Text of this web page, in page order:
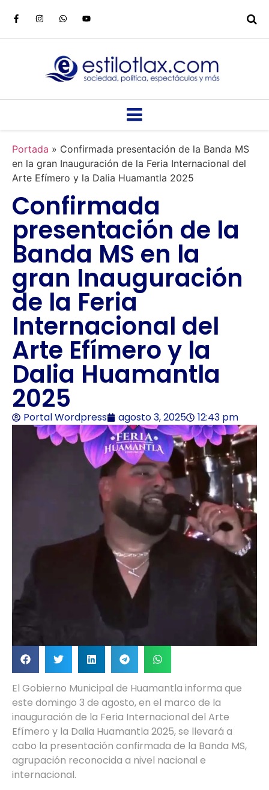
Portada » Confirmada presentación de la Banda MS
en la gran Inauguración de la Feria Internacional del
Arte Efímero y la Dalia Huamantla 2025
Confirmada
presentación de la
Banda MS en la
gran Inauguración
de la Feria
Internacional del
Arte Efímero y la
Dalia Huamantla
2025
Portal Wordpress agosto 3, 2025 12:43 pm
El Gobierno Municipal de Huamantla informa que
este domingo 3 de agosto, en el marco de la
inauguración de la Feria Internacional del Arte
Efímero y la Dalia Huamantla 2025, se llevará a
cabo la presentación confirmada de la Banda MS,
agrupación reconocida a nivel nacional e
internacional.